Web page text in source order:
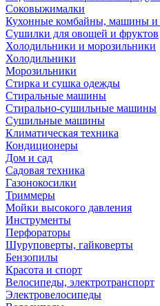
Соковыжималки
Кухонные комбайны, машины и
Сушилки для овощей и фруктов
Холодильники и морозильники
Холодильники
Морозильники
Стирка и сушка одежды
Стиральные машины
Стирально-сушильные машины
Сушильные машины
Климатическая техника
Кондиционеры
Дом и сад
Садовая техника
Газонокосилки
Триммеры
Мойки высокого давления
Инструменты
Перфораторы
Шуруповерты, гайковерты
Бензопилы
Красота и спорт
Велосипеды, электротранспорт
Электровелосипеды